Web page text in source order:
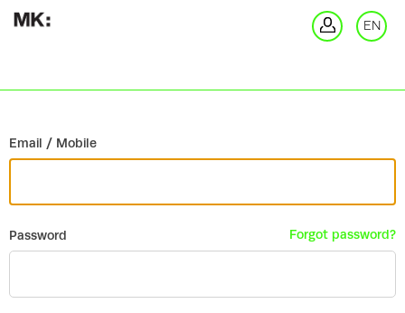
EN
Email / Mobile
Password Forgot password?